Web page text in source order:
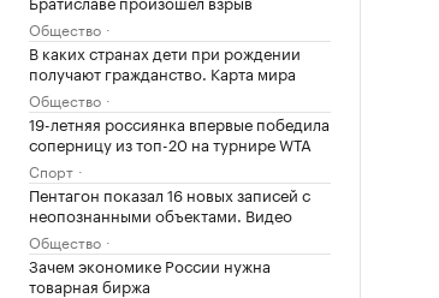
Общество
В каких странах дети при рождении
получают гражданство. Карта мира
Общество
19-летняя россиянка впервые победила
соперницу из топ-20 на турнире WTA
Спорт
Пентагон показал 16 новых записей с
неопознанными объектами. Видео
Общество
Зачем экономике России нужна
товарная биржа